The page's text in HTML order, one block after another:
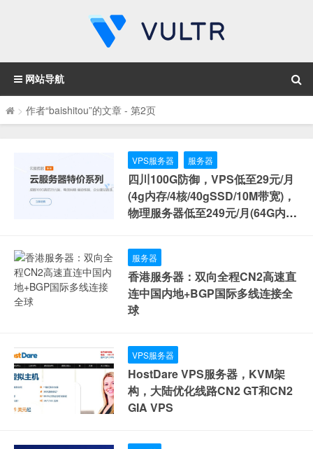
网站导航
> 作者“baishitou”的文章 - 第2页
VPS服务器 服务器
四川100G防御，VPS低至29元/月
(4g内存/4核/40gSSD/10M带宽)，
物理服务器低至249元/月(64G内
服务器
香港服务器：双向全程CN2高速直
连中国内地+BGP国际多线连接全
球
VPS服务器
HostDare VPS服务器，KVM架
构，大陆优化线路CN2 GT和CN2
GIA VPS